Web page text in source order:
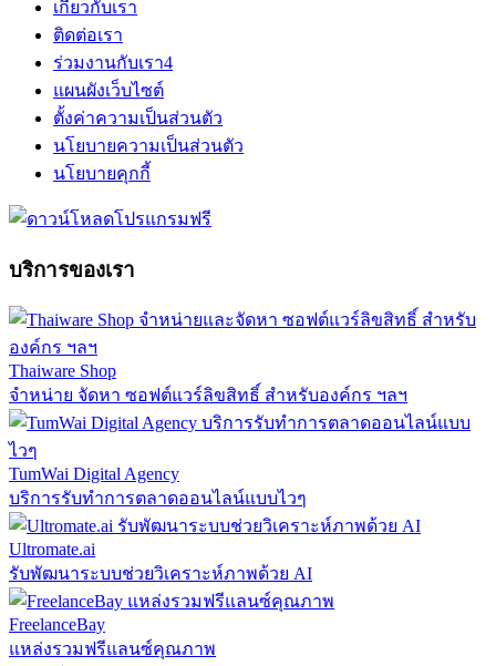
เกี่ยวกับเรา
ติดต่อเรา
ร่วมงานกับเรา4
แผนผังเว็บไซต์
ตั้งค่าความเป็นส่วนตัว
นโยบายความเป็นส่วนตัว
นโยบายคุกกี้
บริการของเรา
Thaiware Shop
จำหน่าย จัดหา ซอฟต์แวร์ลิขสิทธิ์ สำหรับองค์กร ฯลฯ
TumWai Digital Agency
บริการรับทำการตลาดออนไลน์แบบไวๆ
Ultromate.ai
รับพัฒนาระบบช่วยวิเคราะห์ภาพด้วย AI
FreelanceBay
แหล่งรวมฟรีแลนซ์คุณภาพ